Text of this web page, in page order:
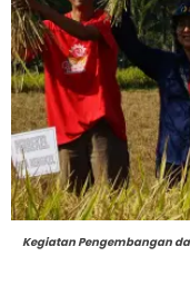
Kegiatan Pengembangan